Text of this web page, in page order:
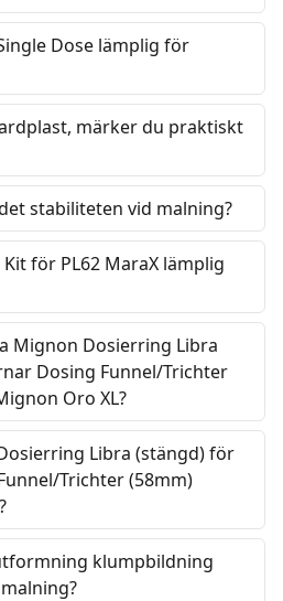
Dose lämplig för
märker du praktiskt
stabiliteten vid malning?
för PL62 MaraX lämplig
Mignon Dosierring Libra
Dosing Funnel/Trichter
Oro XL?
Libra (stängd) för
Trichter (58mm)
klumpbildning